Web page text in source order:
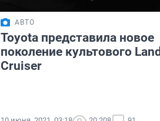
АВТО
Toyota представила новое
поколение культового Land
Cruiser